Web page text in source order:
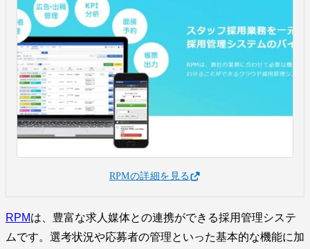
RPMの詳細を見る
RPMは、豊富な求人媒体との連携ができる採用管理システ
ムです。選考状況や応募者の管理といった基本的な機能に加